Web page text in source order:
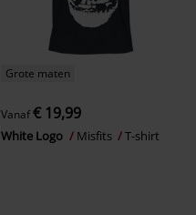
Grote maten
Vanaf€ 19,99
White Logo Misfits T-shirt